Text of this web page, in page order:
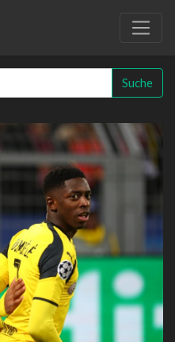
Suche